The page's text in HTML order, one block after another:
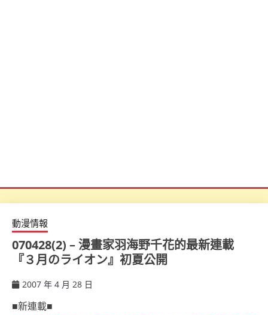
動漫情報
070428(2) – 漫畫家羽海野千花的最新連載
『３月のライオン』初夏公開
2007 年 4 月 28 日
■新連載■